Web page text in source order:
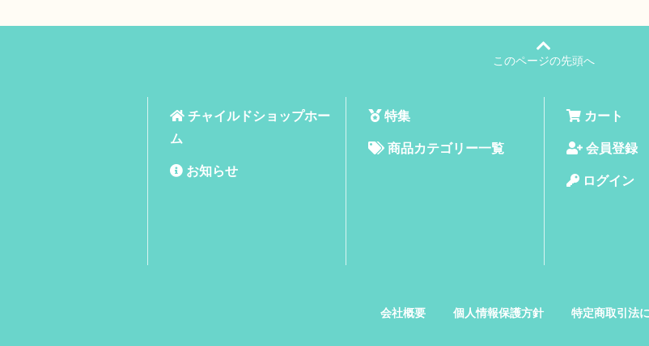
このページの先頭へ
チャイルドショップホー
ム
お知らせ
特集
商品カテゴリー一覧
カート
会員登録
ログイン
会社概要 個人情報保護方針 特定商取引法